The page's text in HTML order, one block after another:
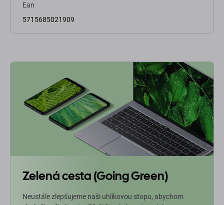
Ean
5715685021909
Zelená cesta (Going Green)
Neustále zlepšujeme naši uhlíkovou stopu, abychom